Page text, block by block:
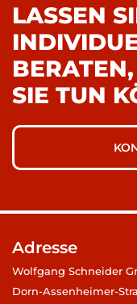
LASSEN
SIE TUN
Adresse
Wolfgang Schneider
Dorn-Assenheimer-